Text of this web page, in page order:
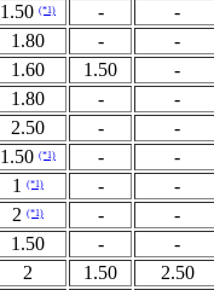
1.50 (*1) - -
1.80 - -
1.60 1.50 -
1.80 - -
2.50 - -
1.50 (*1) - -
1 (*1) - -
2 (*1) - -
1.50 - -
2 1.50 2.50